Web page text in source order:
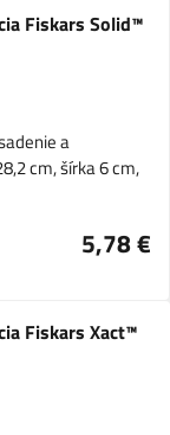
Fiskars Solid™
a
cm, šírka 6 cm,
5,78 €
Fiskars Xact™